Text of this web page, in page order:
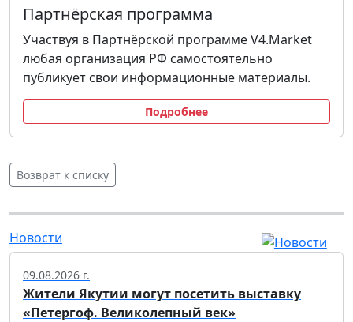
Партнёрская программа
Участвуя в Партнёрской программе V4.Market
любая организация РФ самостоятельно
публикует свои информационные материалы.
Подробнее
Возврат к списку
Новости
09.08.2026 г.
Жители Якутии могут посетить выставку
«Петергоф. Великолепный век»